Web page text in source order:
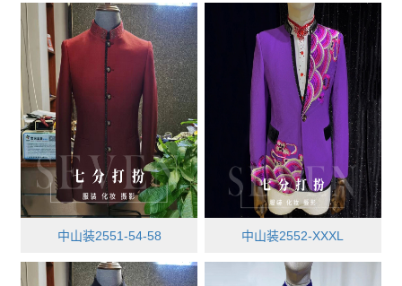
中山装2551-54-58 中山装2552-XXXL